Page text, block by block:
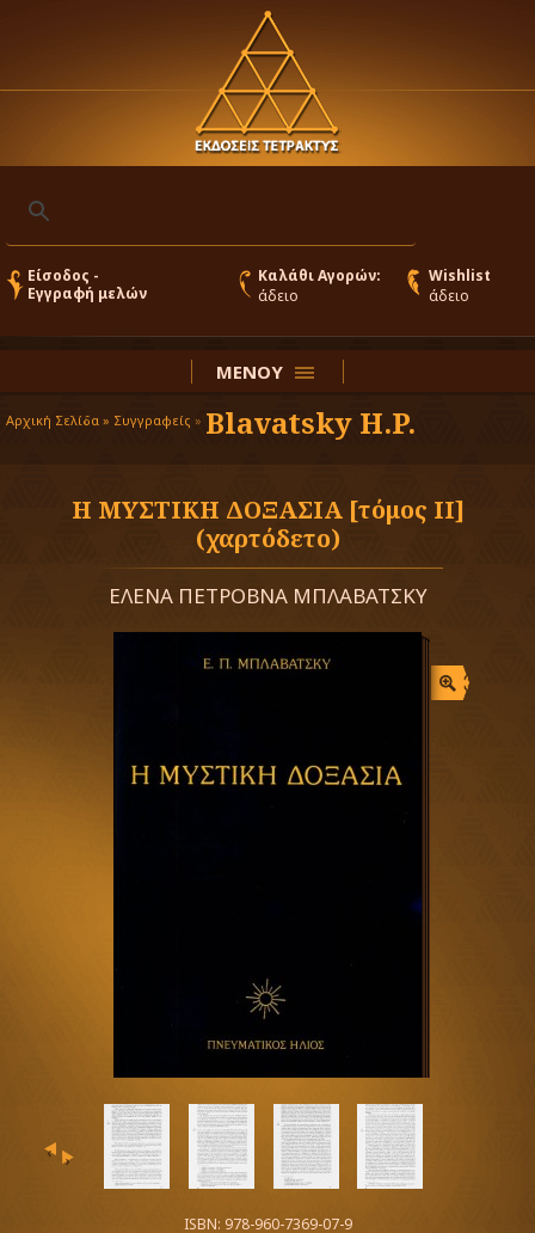
Είσοδος -
Εγγραφή μελών
Καλάθι Αγορών:
άδειο
Wishlist
άδειο
ΜΕΝΟΥ
Αρχική Σελίδα » Συγγραφείς » Blavatsky H.P.
Η ΜΥΣΤΙΚΗ ΔΟΞΑΣΙΑ [τόμος ΙΙ]
(χαρτόδετο)
ΕΛΕΝΑ ΠΕΤΡΟΒΝΑ ΜΠΛΑΒΑΤΣΚΥ
‹ ›
ISBN: 978-960-7369-07-9